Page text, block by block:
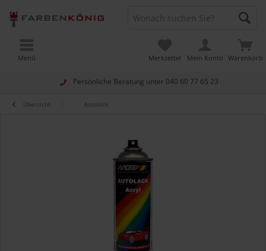
Persönliche Beratung unter 040 60 77 65 23
Warenkorb
Merkzettel Mein Konto
Menü
Übersicht Autolack